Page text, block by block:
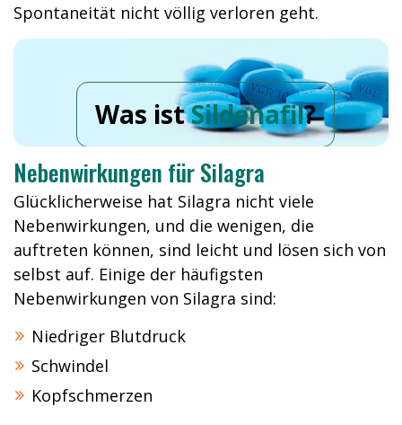
Spontaneität nicht völlig verloren geht.
Was istSildenafil?
Nebenwirkungen für Silagra
Glücklicherweise hat Silagra nicht viele
Nebenwirkungen, und die wenigen, die
auftreten können, sind leicht und lösen sich von
selbst auf. Einige der häufigsten
Nebenwirkungen von Silagra sind:
Niedriger Blutdruck
Schwindel
Kopfschmerzen